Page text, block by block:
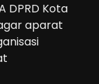
DPRD Kota
aparat